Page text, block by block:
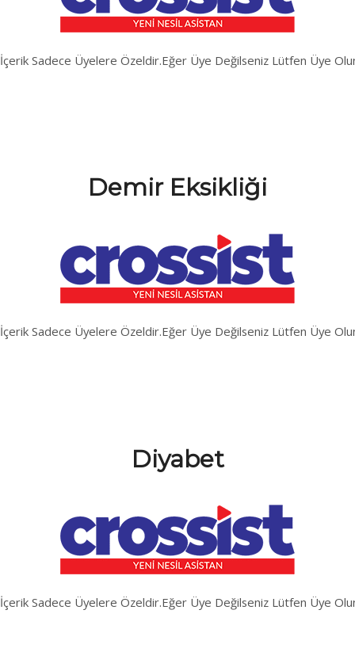
Sadece Üyelere Özeldir.Eğer Üye Değilseniz Lütfen Üye
Demir Eksikliği
Sadece Üyelere Özeldir.Eğer Üye Değilseniz Lütfen Üye
Diyabet
Sadece Üyelere Özeldir.Eğer Üye Değilseniz Lütfen Üye